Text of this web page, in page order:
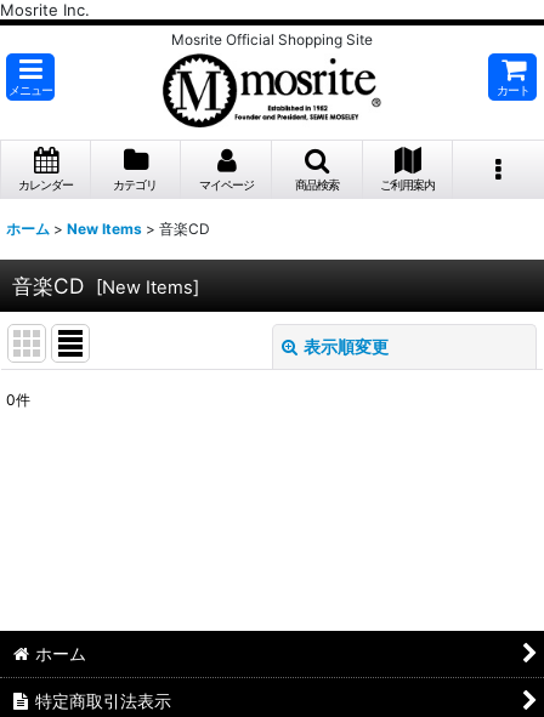
Mosrite Inc.
Mosrite Official Shopping Site
メニュー カート
カレンダー カテゴリ マイページ 商品検索 ご利用案内
ホーム > New Items > 音楽CD
音楽CD [New Items]
表示順変更
表示数
0件
ホーム
特定商取引法表示